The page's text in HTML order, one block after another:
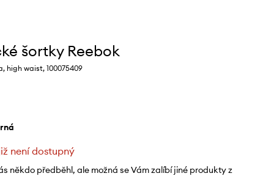
šortky Reebok
high waist, 100075409
není dostupný
někdo předběhl, ale možná se Vám zalíbí jiné produkty z